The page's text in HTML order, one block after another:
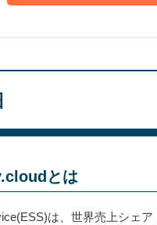
とは
は、世界売上シェ